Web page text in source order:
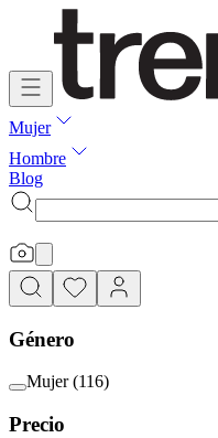
Mujer
Hombre
Blog
Género
Mujer (116)
Precio